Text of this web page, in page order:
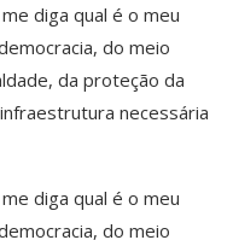
diga qual é o meu
do meio
da proteção da
necessária
diga qual é o meu
do meio